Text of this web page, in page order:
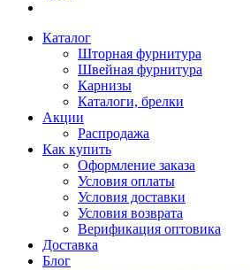
Каталог
Шторная фурнитура
Швейная фурнитура
Карнизы
Каталоги, брелки
Акции
Распродажа
Как купить
Оформление заказа
Условия оплаты
Условия доставки
Условия возврата
Верификация оптовика
Доставка
Блог